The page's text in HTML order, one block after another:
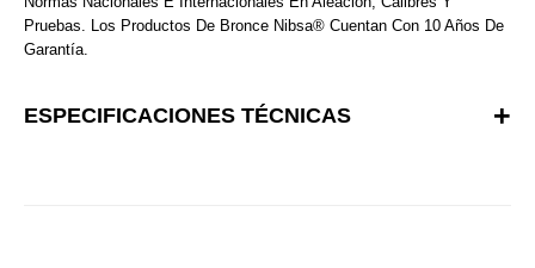
Pruebas. Los Productos De Bronce Nibsa® Cuentan Con 10 Años De
Garantía.
ESPECIFICACIONES TÉCNICAS